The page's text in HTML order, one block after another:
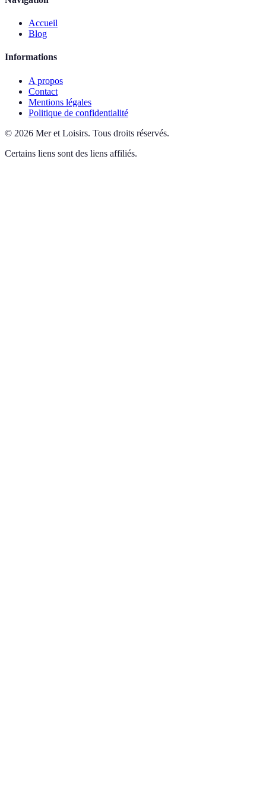
Accueil
Blog
Informations
A propos
Contact
Mentions légales
Politique de confidentialité
© 2026 Mer et Loisirs. Tous droits réservés.
Certains liens sont des liens affiliés.